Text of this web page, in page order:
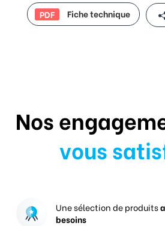
PDF Fiche technique
Nos
vous
Une sélection de produits
besoins